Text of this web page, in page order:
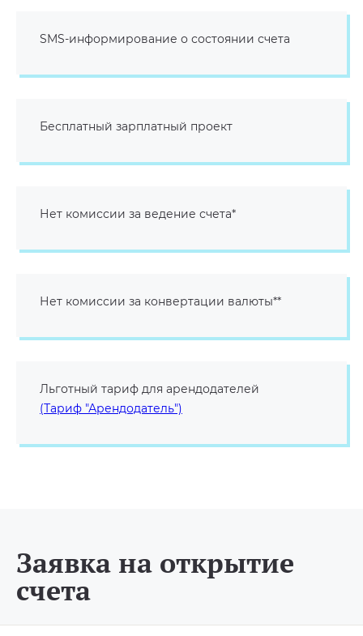
SMS-информирование о состоянии счета
Бесплатный зарплатный проект
Нет комиссии за ведение счета*
Нет комиссии за конвертации валюты**
Льготный тариф для арендодателей
(Тариф "Арендодатель")
Заявка на открытие
счета